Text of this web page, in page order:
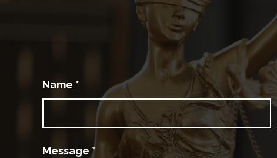
Name *
Message *